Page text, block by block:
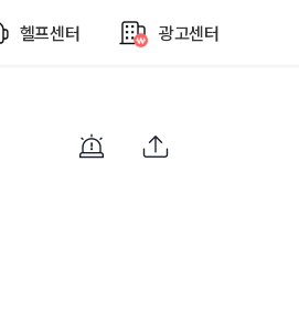
헬프센터 광고센터